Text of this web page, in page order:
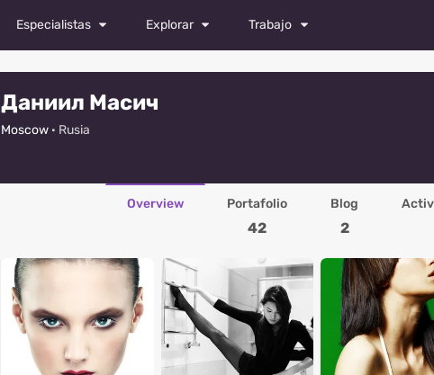
Especialistas
Actores
Bailarines
Diseñadores de moda
Videógrafos
Retocadores
Explorar
Fotos
Trabajo
Даниил Масич
Moscow · Rusia
Overview Portafolio
42
Blog
2